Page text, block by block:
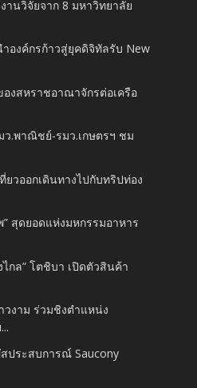
านวิจัยจาก 8 มหาวิทยาลัย
องค์กรก้าวสู่ยุคดิจิทัลรับ New
งสหราชอาณาจักรต่อเครือ
ว.พาณิชย์-รมว.เกษตรฯ ชม
วออกเดินทางไปกับทริปท่อง
สุดยอดแห่งมหกรรมอาหาร
ไกล” โตชิบา เปิดตัวสินค้า
วงาม ร่วมชิงตำแหน่ง
ประสบการณ์ Saucony